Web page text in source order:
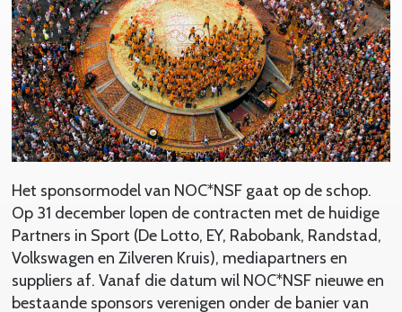
Het sponsormodel van NOC*NSF gaat op de schop.
Op 31 december lopen de contracten met de huidige
Partners in Sport (De Lotto, EY, Rabobank, Randstad,
Volkswagen en Zilveren Kruis), mediapartners en
suppliers af. Vanaf die datum wil NOC*NSF nieuwe en
bestaande sponsors verenigen onder de banier van